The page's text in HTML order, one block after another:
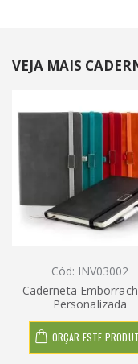
VEJA MAIS
Cód: INV03002
Caderneta
Personalizada
ORÇAR ESTE